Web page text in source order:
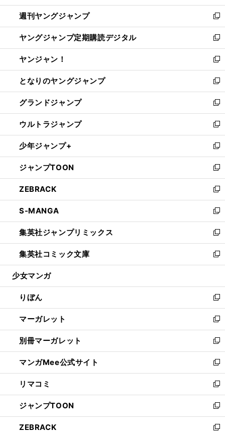
開
く
ウ
で
開
く
ン
ド
ウ
で
開
く
ウ
ィ
ン
ド
ウ
で
開
く
週刊ヤングジャンプ
新
し
い
ウ
ィ
ン
ド
ウ
で
開
く
ヤングジャンプ定期購読デジタル
新
し
い
ウ
ィ
ン
ド
ウ
で
開
く
ヤンジャン！
新
し
い
ウ
ィ
ン
ド
ウ
で
開
く
となりのヤングジャンプ
新
し
い
ウ
ィ
ン
ド
ウ
で
開
く
グランドジャンプ
新
し
い
ウ
ィ
ン
ド
ウ
で
開
く
ウルトラジャンプ
新
し
い
ウ
ィ
ン
ド
ウ
で
開
く
少年ジャンプ+
新
し
い
ウ
ィ
ン
ド
ウ
で
開
く
ジャンプTOON
新
し
い
ウ
ィ
ン
ド
ウ
で
開
ZEBRACK
新
し
い
ウ
ィ
ン
ド
ウ
開
く
S-MANGA
新
し
い
ウ
ィ
ン
ウ
で
開
く
集英社ジャンプリミックス
新
し
い
ウ
ン
ド
ウ
で
開
く
集英社コミック文庫
新
し
ウ
ィ
ン
ド
ウ
で
開
く
少女マンガ
りぼん
新
し
い
ウ
ィ
ン
ド
ウ
で
開
く
マーガレット
新
し
い
ウ
ィ
ン
ド
ウ
で
開
く
別冊マーガレット
新
し
い
ウ
ィ
ン
ド
ウ
で
マンガMee公式サイト
新
し
い
ウ
ィ
ン
ド
リマコミ
新
し
い
ウ
ィ
ジャンプTOON
新
し
い
ZEBRACK
新